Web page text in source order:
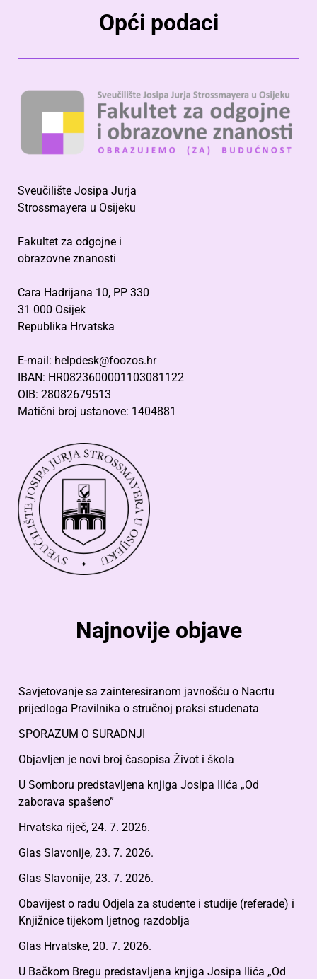
Opći podaci
Sveučilište Josipa Jurja
Strossmayera u Osijeku
Fakultet za odgojne i
obrazovne znanosti
Cara Hadrijana 10, PP 330
31 000 Osijek
Republika Hrvatska
E-mail: helpdesk@foozos.hr
IBAN: HR0823600001103081122
OIB: 28082679513
Matični broj ustanove: 1404881
Najnovije objave
Savjetovanje sa zainteresiranom javnošću o Nacrtu
prijedloga Pravilnika o stručnoj praksi studenata
SPORAZUM O SURADNJI
Objavljen je novi broj časopisa Život i škola
U Somboru predstavljena knjiga Josipa Ilića „Od
zaborava spašeno”
Hrvatska riječ, 24. 7. 2026.
Glas Slavonije, 23. 7. 2026.
Glas Slavonije, 23. 7. 2026.
Obavijest o radu Odjela za studente i studije (referade) i
Knjižnice tijekom ljetnog razdoblja
Glas Hrvatske, 20. 7. 2026.
U Bačkom Bregu predstavljena knjiga Josipa Ilića „Od